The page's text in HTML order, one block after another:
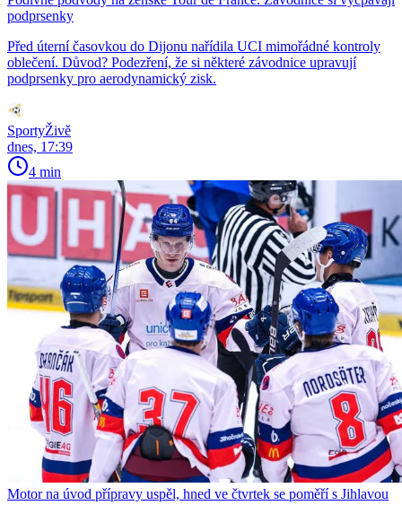
podprsenky
Před úterní časovkou do Dijonu nařídila UCI mimořádné kontroly
oblečení. Důvod? Podezření, že si některé závodnice upravují
podprsenky pro aerodynamický zisk.
SportyŽivě
dnes, 17:39
4 min
Motor na úvod přípravy uspěl, hned ve čtvrtek se poměří s Jihlavou